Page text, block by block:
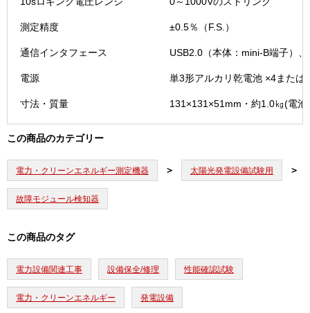
測定精度 ±0.5％（F.S.）
通信インタフェース USB2.0（本体：mini-B端子）
電源 単3形アルカリ乾電池 ×4または
寸法・質量 131×131×51mm・約1.0㎏(電池
この商品のカテゴリー
電力・クリーンエネルギー測定機器 太陽光発電設備試験用
故障モジュール検知器
この商品のタグ
電力設備関連工事 設備保全/修理 性能確認試験
電力・クリーンエネルギー 発電設備